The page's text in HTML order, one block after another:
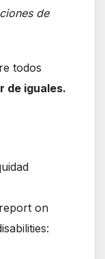
de
todos
de iguales.
on